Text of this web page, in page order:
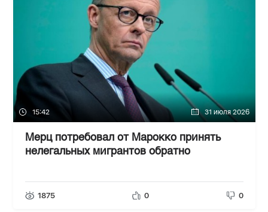
15:42 31 июля 2026
Мерц потребовал от Марокко принять
нелегальных мигрантов обратно
1875 0 0